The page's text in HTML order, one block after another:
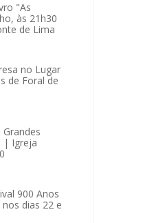
"As
às 21h30
de Lima
no Lugar
de Foral de
| Igreja
900 Anos
dias 22 e